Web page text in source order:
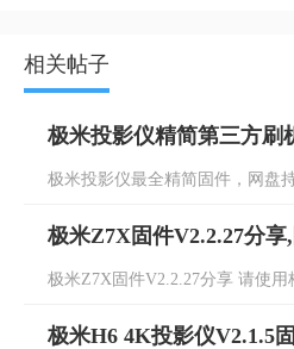
相关帖子
极米投影仪精简第三方刷
极米投影仪最全精简固件，网盘
极米Z7X固件V2.2.27分
极米Z7X固件V2.2.27分享 请使
极米H6 4K投影仪V2.1.5